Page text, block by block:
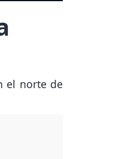
el norte de